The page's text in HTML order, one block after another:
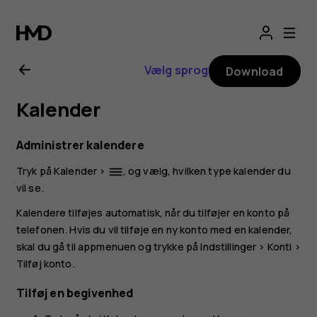
Brugervejledning
til
Nokia
G21
Vælg sprog Download
Kalender
Administrer kalendere
Tryk påKalender > dehaze, og vælg, hvilken type kalender du
vil se.
Kalendere tilføjes automatisk, når du tilføjer en konto på
telefonen. Hvis du vil tilføje en ny konto med en kalender,
skal du gå til appmenuen og trykke påIndstillinger > Konti >
Tilføj konto .
Tilføj en begivenhed